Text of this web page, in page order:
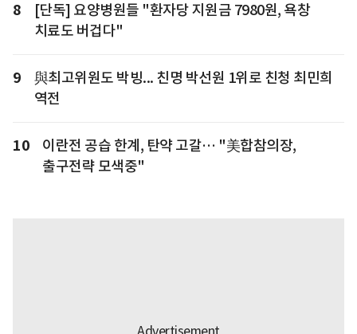
8
[단독] 요양병원들 "환자당 지원금 7980원, 욕창
치료도 버겁다"
9
與최고위원도 박빙... 친명 박선원 1위로 친청 최민희
역전
10
이란전 공습 한계, 탄약 고갈… "美합참의장,
출구전략 모색중"